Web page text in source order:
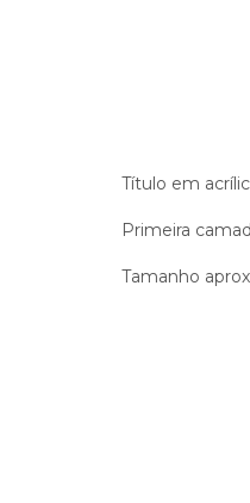
Título em
Primeira
Tamanho